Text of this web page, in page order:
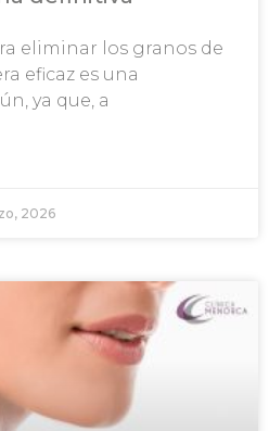
eliminar los granos de
eficaz es una
ya que, a
2026